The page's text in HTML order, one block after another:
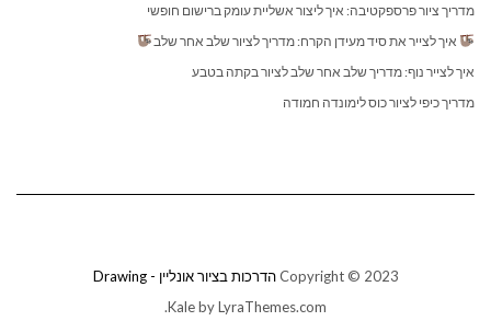
מדריך ציור פרספקטיבה: איך ליצור אשליית עומק ברישום חופשי
איך לצייר את סיד מעידן הקרח: מדריך לציור שלב אחר שלב
איך לצייר נוף: מדריך שלב אחר שלב לציור בקתה בטבע
מדריך כיפי לציור כוס לימונדה חמודה
Copyright © 2023 הדרכות בציור אונליין - Drawing
Kaleby LyraThemes.com.